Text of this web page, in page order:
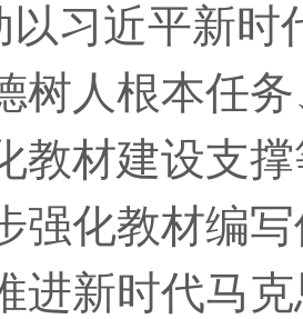
以习近平新时
树人根本任
教材建设支
强化教材编
进新时代马